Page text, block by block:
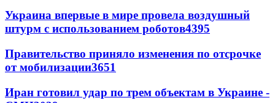
Украина впервые в мире провела воздушный
штурм с использованием роботов4395
Правительство приняло изменения по отсрочке
от мобилизации3651
Иран готовил удар по трем объектам в Украине -